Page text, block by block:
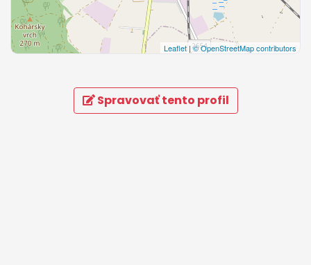
Leaflet |© OpenStreetMap contributors
Spravovať tento profil